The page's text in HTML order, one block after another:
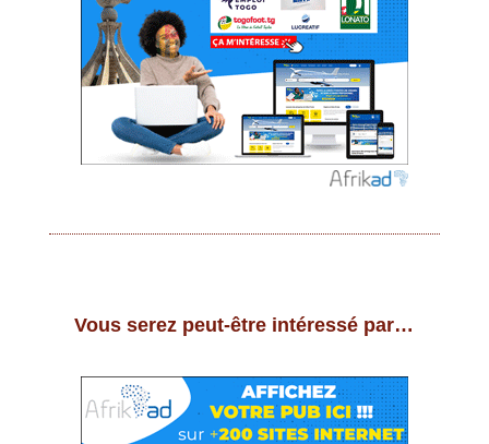
Vous serez peut-être intéressé par…